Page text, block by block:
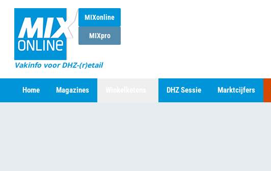
MIXonline
MIXpro
Vakinfo voor DHZ-(r)etail
Home Magazines DHZ Sessie Marktcijfers